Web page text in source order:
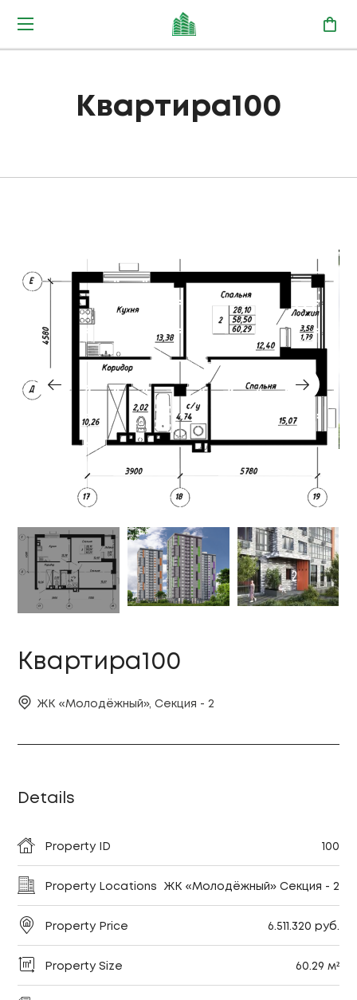
Квартира100
Квартира100
ЖК «Молодёжный», Секция - 2
Details
Property ID 100
Property Locations ЖК «Молодёжный» Секция - 2
Property Price 6.511.320 руб.
Property Size 60.29 м²